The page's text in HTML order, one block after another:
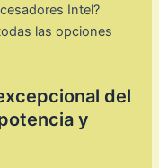
Intel?
las opciones
del
y